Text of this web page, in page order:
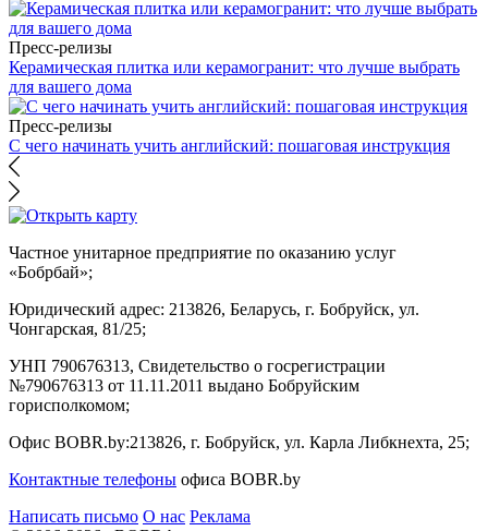
Пресс-релизы
Керамическая плитка или керамогранит: что лучше выбрать
для вашего дома
Пресс-релизы
С чего начинать учить английский: пошаговая инструкция
Частное унитарное предприятие по оказанию услуг
«Бобрбай»;
Юридический адрес: 213826, Беларусь, г. Бобруйск, ул.
Чонгарская, 81/25;
УНП 790676313, Свидетельство о госрегистрации
№790676313 от 11.11.2011 выдано Бобруйским
горисполкомом;
Офис BOBR.by:213826, г. Бобруйск, ул. Карла Либкнехта, 25;
Контактные телефоны офиса BOBR.by
Написать письмо О нас Реклама